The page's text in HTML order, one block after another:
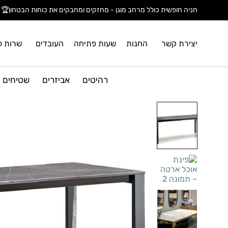
חניה חופשית כולל מרחב מוגן - מחזקים ומחבקים את כוחות הבטחון🏆
יצירת קשר החנות שעות פתיחה העובדים שרות
רהיטים אביזרים שטיחים